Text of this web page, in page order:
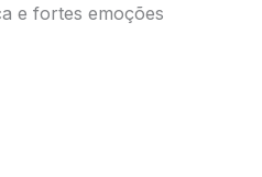
e fortes emoções